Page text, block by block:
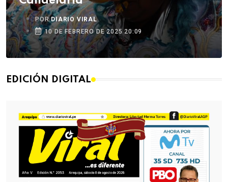
PORDIARIO VIRAL
10 DE FEBRERO DE 2025 20:09
EDICIÓN DIGITAL